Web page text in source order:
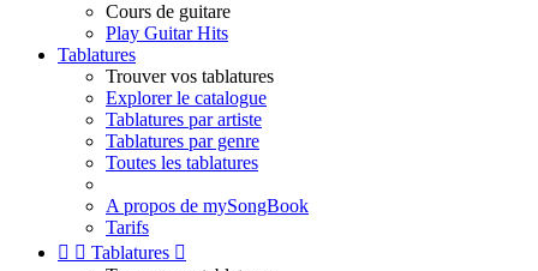
Cours de guitare
Play Guitar Hits
Tablatures
Trouver vos tablatures
Explorer le catalogue
Tablatures par artiste
Tablatures par genre
Toutes les tablatures
A propos de mySongBook
Tarifs
  Tablatures 